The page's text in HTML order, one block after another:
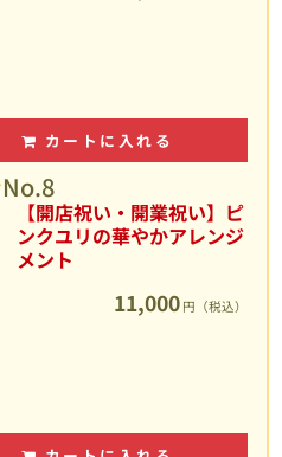
カートに入れる
No.8
【開店祝い・開業祝い】ピ
ンクユリの華やかアレンジ
メント
11,000 円（税込）